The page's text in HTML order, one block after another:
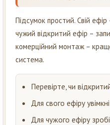
Підсумок простий. Свій
чужий відкритий ефір –
комерційний монтаж –
система.
Перевірте, чи
Для свого ефіру
Для чужого ефіру